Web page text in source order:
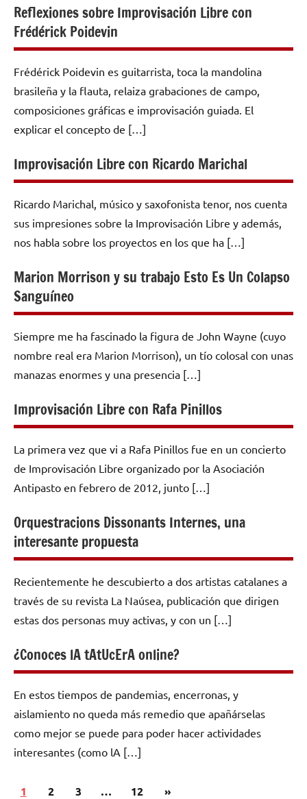
Reflexiones sobre Improvisación Libre con
Frédérick Poidevin
Frédérick Poidevin es guitarrista, toca la mandolina
brasileña y la flauta, relaiza grabaciones de campo,
composiciones gráficas e improvisación guiada. El
explicar el concepto de […]
Improvisación Libre con Ricardo Marichal
Ricardo Marichal, músico y saxofonista tenor, nos cuenta
sus impresiones sobre la Improvisación Libre y además,
nos habla sobre los proyectos en los que ha […]
Marion Morrison y su trabajo Esto Es Un Colapso
Sanguíneo
Siempre me ha fascinado la figura de John Wayne (cuyo
nombre real era Marion Morrison), un tío colosal con unas
manazas enormes y una presencia […]
Improvisación Libre con Rafa Pinillos
La primera vez que vi a Rafa Pinillos fue en un concierto
de Improvisación Libre organizado por la Asociación
Antipasto en febrero de 2012, junto […]
Orquestracions Dissonants Internes, una
interesante propuesta
Recientemente he descubierto a dos artistas catalanes a
través de su revista La Naúsea, publicación que dirigen
estas dos personas muy activas, y con un […]
¿Conoces lA tAtUcErA online?
En estos tiempos de pandemias, encerronas, y
aislamiento no queda más remedio que apañárselas
como mejor se puede para poder hacer actividades
interesantes (como lA […]
Paginación
1 2 3 … 12 Siguientes
»